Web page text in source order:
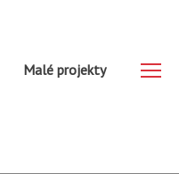
Malé projekty